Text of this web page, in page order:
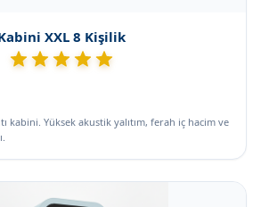
XXL 8 Kişilik
kabini. Yüksek akustik yalıtım, ferah iç hacim ve